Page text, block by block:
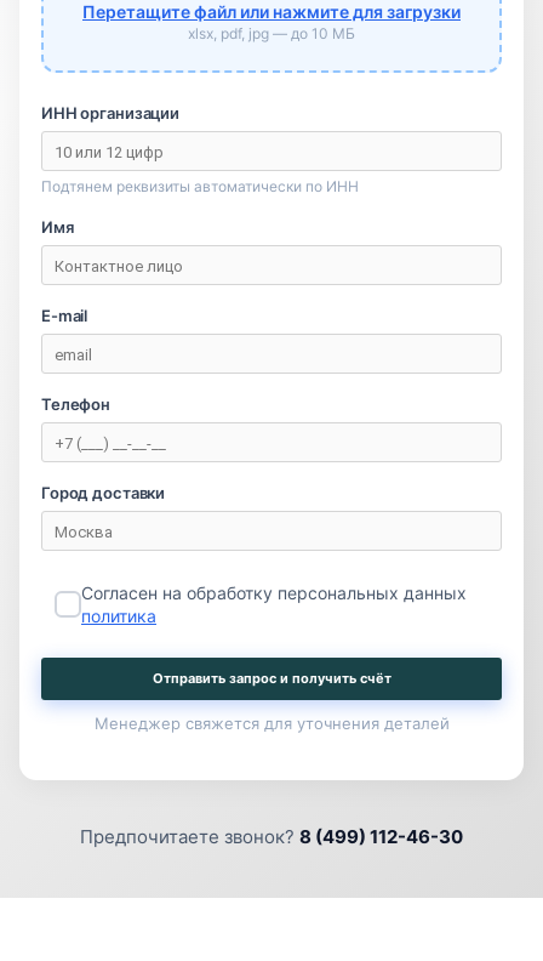
Перетащите файл или нажмите для загрузки
xlsx, pdf, jpg — до 10 МБ
ИНН организации
Подтянем реквизиты автоматически по ИНН
Имя
E-mail
Телефон
Город доставки
Согласен на обработку персональных данных
политика
Отправить запрос и получить счёт
Менеджер свяжется для уточнения деталей
Предпочитаете звонок? 8 (499) 112-46-30